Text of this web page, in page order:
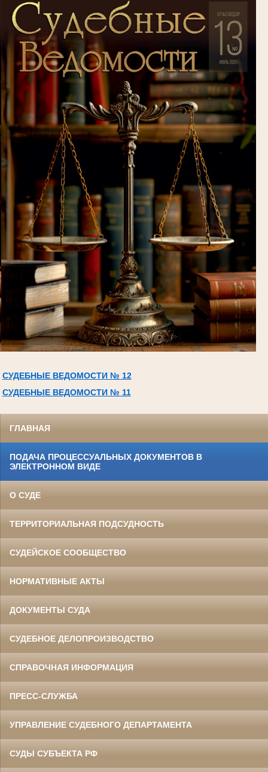
СУДЕБНЫЕ ВЕДОМОСТИ № 12
СУДЕБНЫЕ ВЕДОМОСТИ № 11
ГЛАВНАЯ
ПОДАЧА ПРОЦЕССУАЛЬНЫХ ДОКУМЕНТОВ В
ЭЛЕКТРОННОМ ВИДЕ
О СУДЕ
ТЕРРИТОРИАЛЬНАЯ ПОДСУДНОСТЬ
СУДЕЙСКОЕ СООБЩЕСТВО
НОРМАТИВНЫЕ АКТЫ
ДОКУМЕНТЫ СУДА
СУДЕБНОЕ ДЕЛОПРОИЗВОДСТВО
СПРАВОЧНАЯ ИНФОРМАЦИЯ
ПРЕСС-СЛУЖБА
УПРАВЛЕНИЕ СУДЕБНОГО ДЕПАРТАМЕНТА
СУДЫ СУБЪЕКТА РФ